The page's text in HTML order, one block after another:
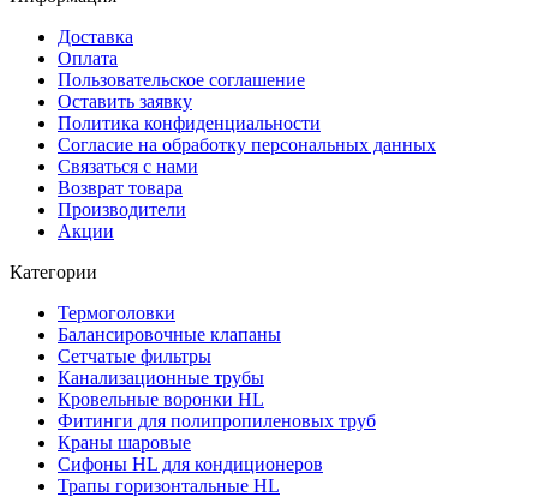
Доставка
Оплата
Пользовательское соглашение
Оставить заявку
Политика конфиденциальности
Согласие на обработку персональных данных
Связаться с нами
Возврат товара
Производители
Акции
Категории
Термоголовки
Балансировочные клапаны
Сетчатые фильтры
Канализационные трубы
Кровельные воронки HL
Фитинги для полипропиленовых труб
Краны шаровые
Сифоны HL для кондиционеров
Трапы горизонтальные HL